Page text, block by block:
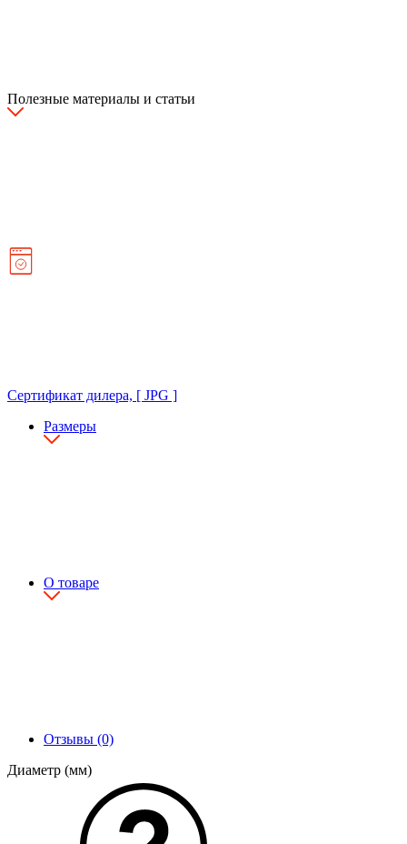
Полезные материалы и статьи
Сертификат дилера, [ JPG ]
Размеры
О товаре
Отзывы (0)
Диаметр (мм)